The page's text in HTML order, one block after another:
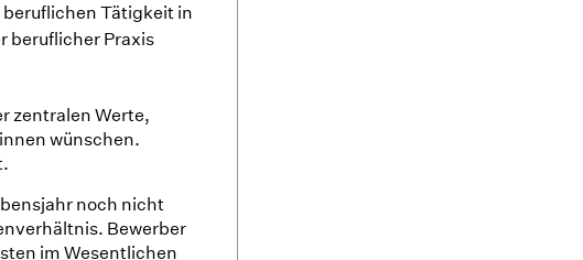
Tätigkeit in
beruflicher Praxis
zentralen Werte,
wünschen.
noch nicht
Bewerber
im Wesentlichen